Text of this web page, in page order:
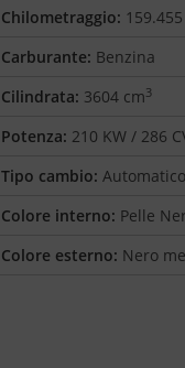
Chilometraggio:
Carburante: Benzina
Cilindrata: 3604 cm3
Potenza: 210 KW / 286
Tipo cambio:
Colore interno: Pelle
Colore esterno: Nero